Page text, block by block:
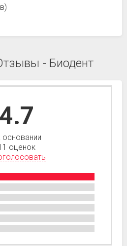
- Биодент
4.7
основании
оценок